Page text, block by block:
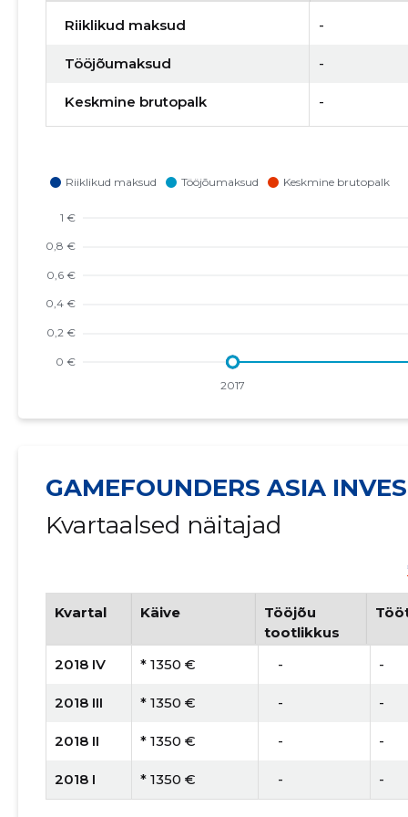
Riiklikud maksud -
Tööjõumaksud -
Keskmine brutopalk -
GAMEFOUNDERS ASIA
Kvartaalsed näitajad
Kvartal Käive
Tööjõu
tootlikkus
2018 IV * 1350 €
   -
-
2018 III * 1350 €
   -
-
2018 II * 1350 €
   -
-
2018 I * 1350 €
   -
-